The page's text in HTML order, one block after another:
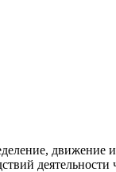
движение